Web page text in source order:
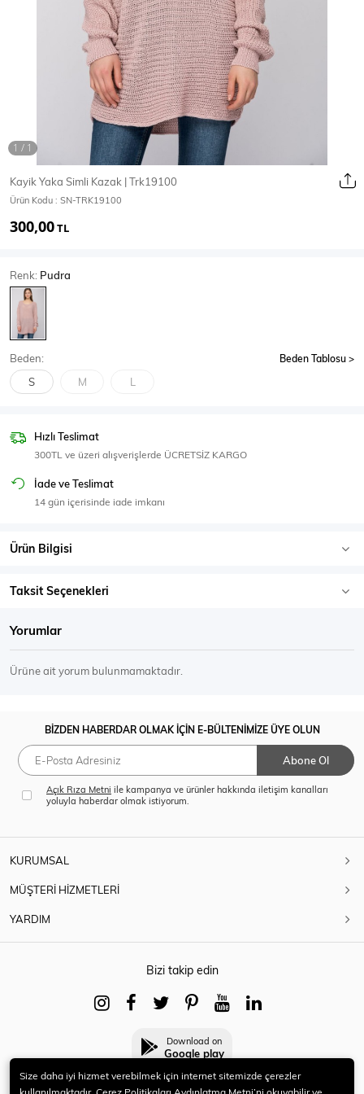
Mont & Kaban Yağmurluk
T-Shirt
Body
SPOR GİYİM
Eşofman Üstü
Kayik Yaka Simli Kazak | Trk19100
Ürün Kodu : SN-TRK19100
300,00TL
Renk: Pudra
Beden: Beden Tablosu
S M L
Hızlı Teslimat
300TL ve üzeri alışverişlerde ÜCRETSİZ KARGO
İade ve Teslimat
14 gün içerisinde iade imkanı
Ürün Bilgisi
Taksit Seçenekleri
Yorumlar
Ürüne ait yorum bulunmamaktadır.
BİZDEN HABERDAR OLMAK İÇİN E-BÜLTENİMİZE ÜYE OLUN
Abone Ol
Açık Rıza Metni ile kampanya ve ürünler hakkında iletişim kanalları
yoluyla haberdar olmak istiyorum.
KURUMSAL
MÜŞTERİ HİZMETLERİ
YARDIM
Bizi takip edin
Download on
Google play
Size daha iyi hizmet verebilmek için internet sitemizde çerezler